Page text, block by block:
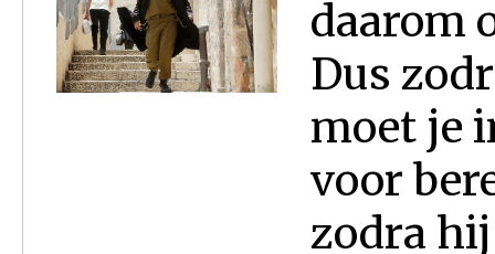
daarom
Dus
moet je
voor
zodra